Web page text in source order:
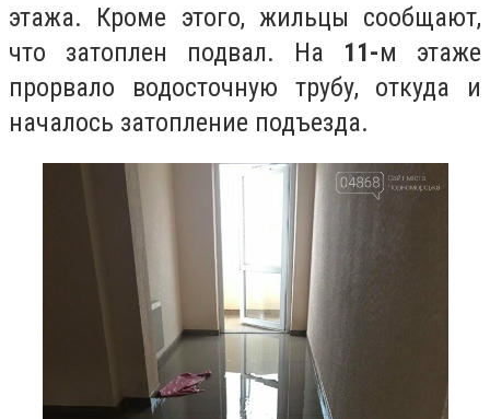
этажа. Кроме этого, жильцы сообщают,
что затоплен подвал. На 11-м этаже
прорвало водосточную трубу, откуда и
началось затопление подъезда.